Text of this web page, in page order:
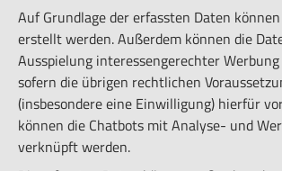
Auf Grundlage der erfassten Daten
erstellt werden. Außerdem können die
Ausspielung interessengerechter
sofern die übrigen rechtlichen
(insbesondere eine Einwilligung) hierfür
können die Chatbots mit Analyse- und
verknüpft werden.